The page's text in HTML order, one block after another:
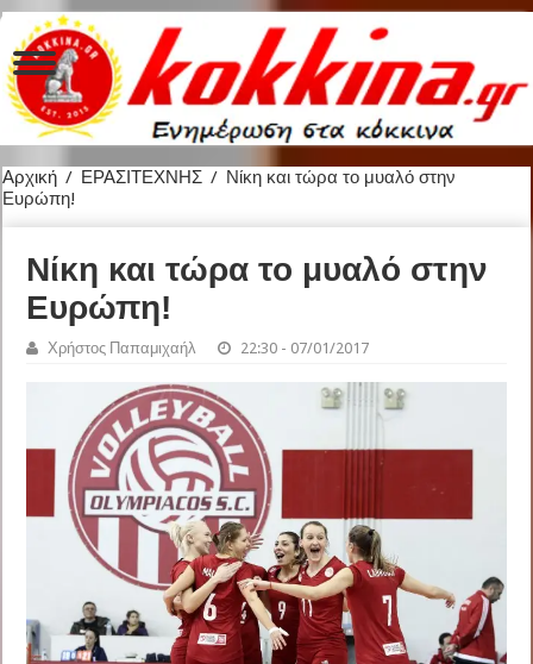
Αρχική / ΕΡΑΣΙΤΕΧΝΗΣ / Νίκη και τώρα το μυαλό στην
Ευρώπη!
Νίκη και τώρα το μυαλό στην
Ευρώπη!
Χρήστος Παπαμιχαήλ 22:30 - 07/01/2017